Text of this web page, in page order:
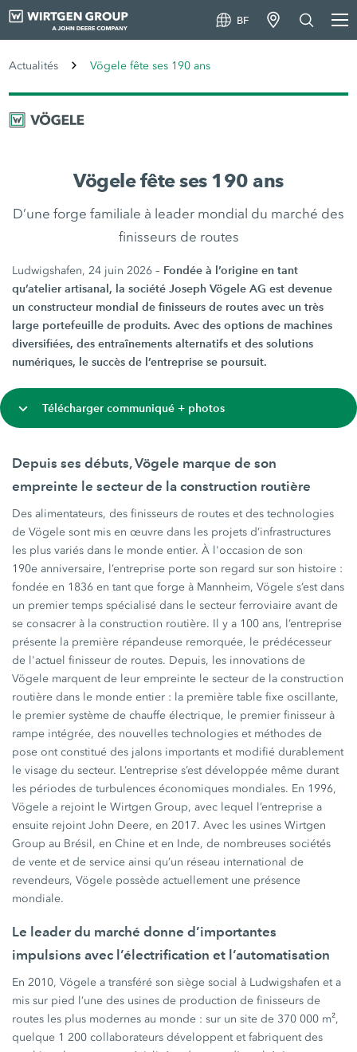
BF
Actualités Vögele fête ses 190 ans
Vögele fête ses 190 ans
D’une forge familiale à leader mondial du marché des
finisseurs de routes
Ludwigshafen, 24 juin 2026 – Fondée à l’origine en tant
qu’atelier artisanal, la société Joseph Vögele AG est devenue
un constructeur mondial de finisseurs de routes avec un très
large portefeuille de produits. Avec des options de machines
diversifiées, des entraînements alternatifs et des solutions
numériques, le succès de l’entreprise se poursuit.
Télécharger communiqué + photos
Depuis ses débuts, Vögele marque de son
empreinte le secteur de la construction routière
Des alimentateurs, des finisseurs de routes et des technologies
de Vögele sont mis en œuvre dans les projets d’infrastructures
les plus variés dans le monde entier. À l'occasion de son
190e anniversaire, l’entreprise porte son regard sur son histoire :
fondée en 1836 en tant que forge à Mannheim, Vögele s’est dans
un premier temps spécialisé dans le secteur ferroviaire avant de
se consacrer à la construction routière. Il y a 100 ans, l’entreprise
présente la première répandeuse remorquée, le prédécesseur
de l'actuel finisseur de routes. Depuis, les innovations de
Vögele marquent de leur empreinte le secteur de la construction
routière dans le monde entier : la première table fixe oscillante,
le premier système de chauffe électrique, le premier finisseur à
rampe intégrée, des nouvelles technologies et méthodes de
pose ont constitué des jalons importants et modifié durablement
le visage du secteur. L’entreprise s’est développée même durant
les périodes de turbulences économiques mondiales. En 1996,
Vögele a rejoint le Wirtgen Group, avec lequel l’entreprise a
ensuite rejoint John Deere, en 2017. Avec les usines Wirtgen
Group au Brésil, en Chine et en Inde, de nombreuses sociétés
de vente et de service ainsi qu’un réseau international de
revendeurs, Vögele possède actuellement une présence
mondiale.
Le leader du marché donne d’importantes
impulsions avec l’électrification et l’automatisation
En 2010, Vögele a transféré son siège social à Ludwigshafen et a
mis sur pied l’une des usines de production de finisseurs de
routes les plus modernes au monde : sur un site de 370 000 m²,
quelque 1 200 collaborateurs développent et fabriquent des